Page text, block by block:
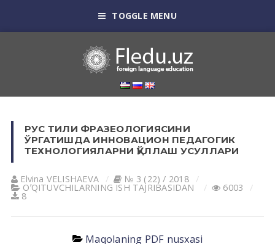
TOGGLE MENU
РУС ТИЛИ ФРАЗЕОЛОГИЯСИНИ
ЎРГАТИШДА ИННОВАЦИОН ПЕДАГОГИК
ТЕХНОЛОГИЯЛАРНИ ҚЎЛЛАШ УСУЛЛАРИ
Elvina VELISHАEVА № 3 (22) / 2018
OʼQITUVCHILАRNING ISH TАJRIBАSIDАN 6003
8
Maqolaning PDF nusxasi